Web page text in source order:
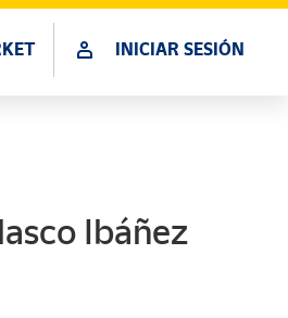
INICIAR SESIÓN
Ibáñez